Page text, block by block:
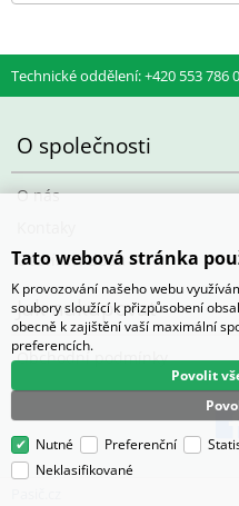
Technické oddělení: +420 553 786
O společnosti
O nás
Otevírací doba
Jak nakupovat
Obchodní podmínky
Tato webová stránka
K provozování našeho webu
soubory sloužící k přizpůsobení
obecně k zajištění vaší maximální
preferencích.
Povolit
Nutné Preferenční
Neklasifikované